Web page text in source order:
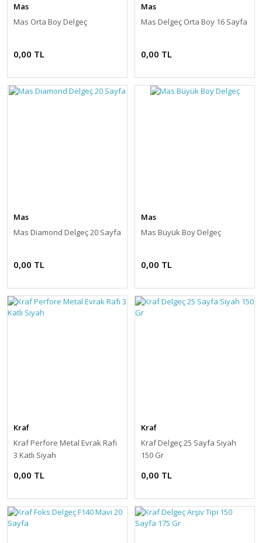
Mas
Mas Orta Boy Delgeç
0,00 TL
Mas
Mas Delgeç Orta Boy 16 Sayfa
0,00 TL
Mas
Mas Diamond Delgeç 20 Sayfa
0,00 TL
Mas
Mas Büyük Boy Delgeç
0,00 TL
Kraf
Kraf Perfore Metal Evrak Rafı
3 Katlı Siyah
0,00 TL
Kraf
Kraf Delgeç 25 Sayfa Siyah
150 Gr
0,00 TL